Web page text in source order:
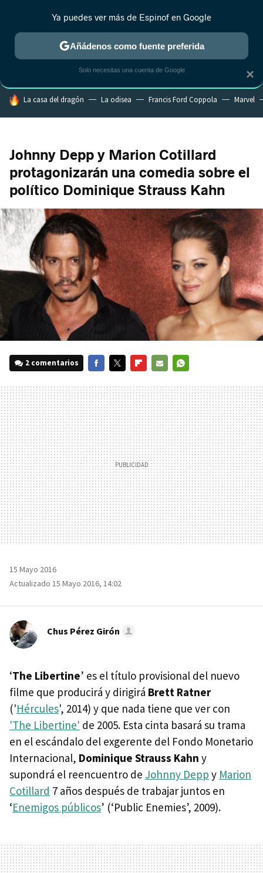
ESTRENOS REALITY ANIME RANKINGS CINE
HOY SE HABLA DE
La casa del dragón La odisea Francis Ford Coppola Marvel
Johnny Depp y Marion Cotillard
protagonizarán una comedia sobre el
político Dominique Strauss Kahn
2 comentarios
MAIL
15 Mayo 2016
Actualizado 15 Mayo 2016, 14:02
Chus Pérez Girón
‘The Libertine’ es el título provisional del nuevo
filme que producirá y dirigirá Brett Ratner
('Hércules', 2014) y que nada tiene que ver con
'The Libertine' de 2005. Esta cinta basará su trama
en el escándalo del exgerente del Fondo Monetario
Internacional, Dominique Strauss Kahn y
supondrá el reencuentro de Johnny Depp y Marion
Cotillard 7 años después de trabajar juntos en
‘Enemigos públicos’ (‘Public Enemies’, 2009).
×
Ya puedes ver más de Espinof en Google
Añádenos como fuente preferida
Solo necesitas una cuenta de Google